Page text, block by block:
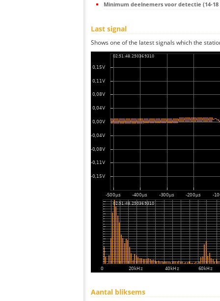
Minimum deelnemers voor detectie (14-
Last signal
Shows one of the latest signals which the
Aantal bliksems